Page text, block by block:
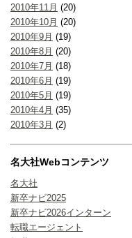
2010年11月 (20)
2010年10月 (20)
2010年9月 (19)
2010年8月 (20)
2010年7月 (18)
2010年6月 (19)
2010年5月 (19)
2010年4月 (35)
2010年3月 (2)
名大社Webコンテンツ
名大社
新卒ナビ2025
新卒ナビ2026インターン
転職エージェント